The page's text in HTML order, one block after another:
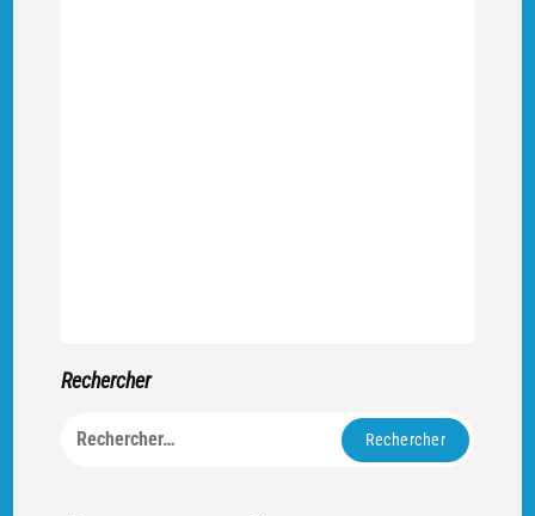
Rechercher
Rechercher :